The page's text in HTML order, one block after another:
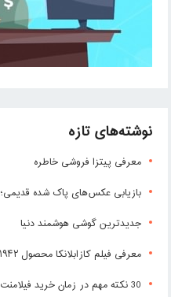
نوشته‌های تازه
معرفی پیتزا فروشی خاطره
بازیابی عکس‌های پاک شده
جدیدترین گوشی هوشمند دنیا
معرفی فیلم کازابلانکا محصول ۱۹۴۲
30 نکته مهم در زمان خرید فیلامنت abs